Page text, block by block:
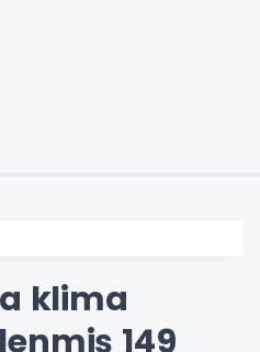
klima
149